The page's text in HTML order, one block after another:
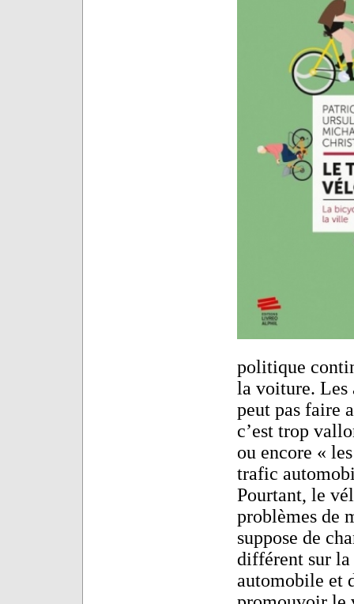
politique
la voiture. Les
peut pas faire
c’est trop
ou encore «
trafic
Pourtant, le
problèmes de
suppose de
différent sur la
automobile et